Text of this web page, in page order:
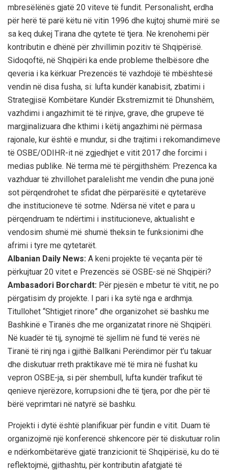
mbresëlënës gjatë 20 viteve të fundit. Personalisht, erdha
për herë të parë këtu në vitin 1996 dhe kujtoj shumë mirë se
sa keq dukej Tirana dhe qytete të tjera. Ne krenohemi për
kontributin e dhënë për zhvillimin pozitiv të Shqipërisë.
Sidoqoftë, në Shqipëri ka ende probleme thelbësore dhe
qeveria i ka kërkuar Prezencës të vazhdojë të mbështesë
vendin në disa fusha, si: lufta kundër kanabisit, zbatimi i
Strategjisë Kombëtare Kundër Ekstremizmit të Dhunshëm,
vazhdimi i angazhimit të të rinjve, grave, dhe grupeve të
margjinalizuara dhe kthimi i këtij angazhimi në përmasa
rajonale, kur është e mundur, si dhe trajtimi i rekomandimeve
të OSBE/ODIHR-it në zgjedhjet e vitit 2017 dhe forcimi i
medias publike. Në terma më të përgjithshëm: Prezenca ka
vazhduar të zhvillohet paralelisht me vendin dhe puna jonë
sot përqendrohet te sfidat dhe përparësitë e qytetarëve
dhe institucioneve të sotme. Ndërsa në vitet e para u
përqendruam te ndërtimi i institucioneve, aktualisht e
vendosim shumë më shumë theksin te funksionimi dhe
afrimi i tyre me qytetarët.
Albanian Daily News: A keni projekte të veçanta për të
përkujtuar 20 vitet e Prezencës së OSBE-së në Shqipëri?
Ambasadori Borchardt: Për pjesën e mbetur të vitit, ne po
përgatisim dy projekte. I pari i ka sytë nga e ardhmja.
Titullohet “Shtigjet rinore” dhe organizohet së bashku me
Bashkinë e Tiranës dhe me organizatat rinore në Shqipëri.
Në kuadër të tij, synojmë të sjellim në fund të verës në
Tiranë të rinj nga i gjithë Ballkani Perëndimor për t’u takuar
dhe diskutuar rreth praktikave më të mira në fushat ku
vepron OSBE-ja, si për shembull, lufta kundër trafikut të
qenieve njerëzore, korrupsioni dhe të tjera, por dhe për të
bërë veprimtari në natyrë së bashku.
Projekti i dytë është planifikuar për fundin e vitit. Duam të
organizojmë një konferencë shkencore për të diskutuar rolin
e ndërkombëtarëve gjatë tranzicionit të Shqipërisë, ku do të
reflektojmë, gjithashtu, për kontributin afatgjatë të